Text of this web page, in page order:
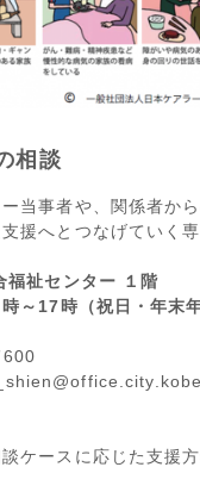
相談
当事者や、関係者か
援へとつなげていく
祉センター １階
～ 17時（祝日・年末
談ケースに応じた支援